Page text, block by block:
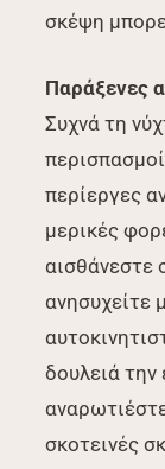
σκέψη
Παράξενες
Συχνά τη
περίεργες
μερικές
αισθάνεστε
ανησυχείτε
δουλειά
σκοτεινές